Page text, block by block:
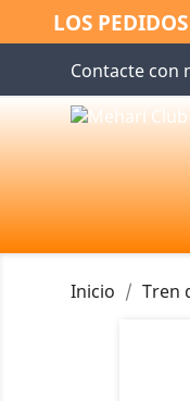
LOS
Contacte con
Inicio Tren